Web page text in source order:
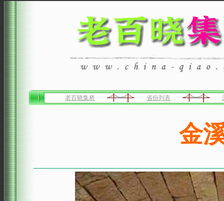
老百晓集桥 省份列表
金